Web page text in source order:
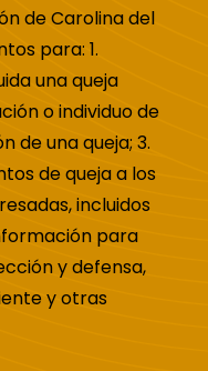
de Carolina del
para: 1.
una queja
o individuo de
de una queja; 3.
de queja a los
incluidos
para
y defensa,
y otras